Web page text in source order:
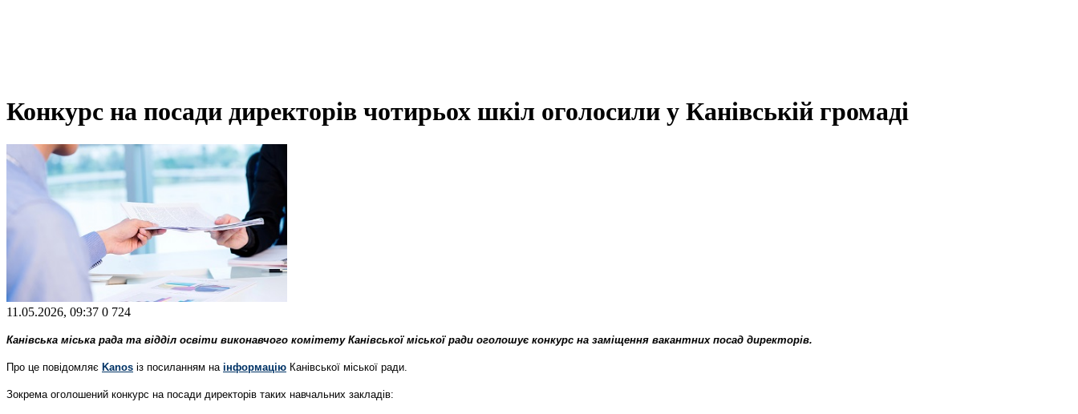
Конкурс на посади директорів чотирьох шкіл оголосили у Канівській громаді
11.05.2026, 09:37 0 724
Канівська міська рада та відділ освіти виконавчого комітету Канівської міської ради оголошує конкурс на заміщення вакантних посад директорів.
Про це повідомляє Kanos із посиланням на інформацію Канівської міської ради.
Зокрема оголошений конкурс на посади директорів таких навчальних закладів: